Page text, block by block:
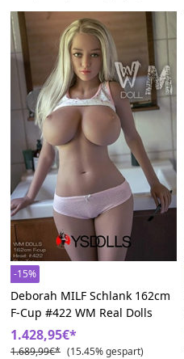
-15%
Deborah MILF Schlank 162cm
F-Cup #422 WM Real Dolls
1.428,95€*
1.689,99€* (15.45% gespart)